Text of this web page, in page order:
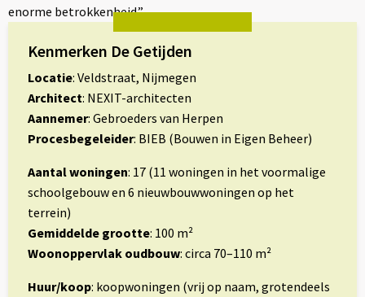
enorme betrokkenheid.”
Kenmerken De Getijden
Locatie: Veldstraat, Nijmegen
Architect: NEXIT-architecten
Aannemer: Gebroeders van Herpen
Procesbegeleider: BIEB (Bouwen in Eigen Beheer)
Aantal woningen: 17 (11 woningen in het voormalige
schoolgebouw en 6 nieuwbouwwoningen op het
terrein)
Gemiddelde grootte: 100 m²
Woonoppervlak oudbouw: circa 70–110 m²
Huur/koop: koopwoningen (vrij op naam, grotendeels